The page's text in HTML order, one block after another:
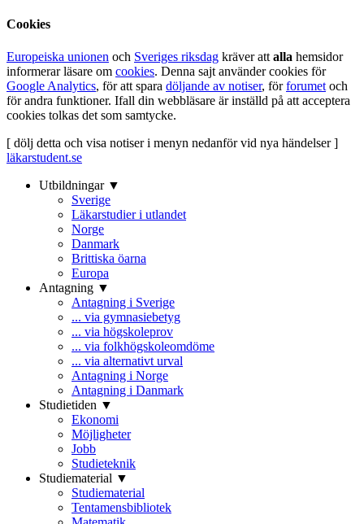
Cookies
Europeiska unionen och Sveriges riksdag kräver att alla hemsidor
informerar läsare om cookies. Denna sajt använder cookies för
Google Analytics, för att spara döljande av notiser, förforumet och
för andra funktioner. Ifall din webbläsare är inställd på att acceptera
cookies tolkas det som samtycke.
[ dölj detta och visa notiser i menyn nedanför vid nya händelser ]
läkarstudent.se
Utbildningar ▼
Sverige
Läkarstudier i utlandet
Norge
Danmark
Brittiska öarna
Europa
Antagning ▼
Antagning i Sverige
... via gymnasiebetyg
... via högskoleprov
... via folkhögskoleomdöme
... via alternativt urval
Antagning i Norge
Antagning i Danmark
Studietiden ▼
Ekonomi
Möjligheter
Jobb
Studieteknik
Studiematerial ▼
Studiematerial
Tentamensbibliotek